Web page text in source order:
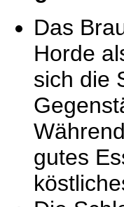
Das
Horde
sich die
gutes